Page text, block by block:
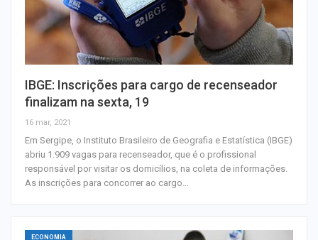
IBGE: Inscrições para cargo de recenseador
finalizam na sexta, 19
16 mar, 2021
Em Sergipe, o Instituto Brasileiro de Geografia e Estatística (IBGE)
abriu 1.909 vagas para recenseador, que é o profissional
responsável por visitar os domicílios, na coleta de informações.
As inscrições para concorrer ao cargo…
ECONOMIA